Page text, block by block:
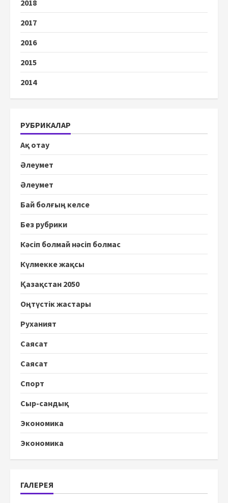
2018
2017
2016
2015
2014
РУБРИКАЛАР
Ақ отау
Әлеумет
Әлеумет
Бай болғың келсе
Без рубрики
Кәсіп болмай нәсіп болмас
Күлмекке жақсы
Қазақстан 2050
Оңтүстік жастары
Руханият
Саясат
Саясат
Спорт
Сыр-сандық
Экономика
Экономика
ГАЛЕРЕЯ